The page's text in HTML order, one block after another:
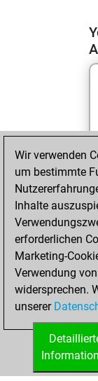
Wir verwenden
um bestimmte
Inhalte
erforderlichen
Marketing-
Verwendung
widersprechen.
unserer